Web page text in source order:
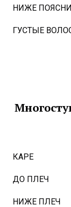
НИЖЕ
ГУСТЫЕ
КАРЕ
ДО ПЛЕЧ
НИЖЕ ПЛЕЧ